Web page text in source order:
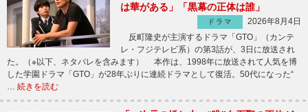
は華がある」「黒幕の正体は誰」
ドラマ
2026年8月4日
反町隆史が主演するドラマ「GTO」（カンテ
レ・フジテレビ系）の第3話が、3日に放送され
た。（※以下、ネタバレを含みます） 本作は、1998年に放送されて人気を博
した学園ドラマ「GTO」が28年ぶりに連続ドラマとして復活。50代になった“
… 続きを読む